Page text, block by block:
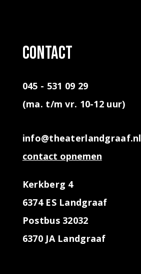
contact
045 - 531 09 29
(ma. t/m vr. 10-12 uur)
info@theaterlandgraaf.nl
contact opnemen
Kerkberg 4
6374 ES Landgraaf
Postbus 32032
6370 JA Landgraaf